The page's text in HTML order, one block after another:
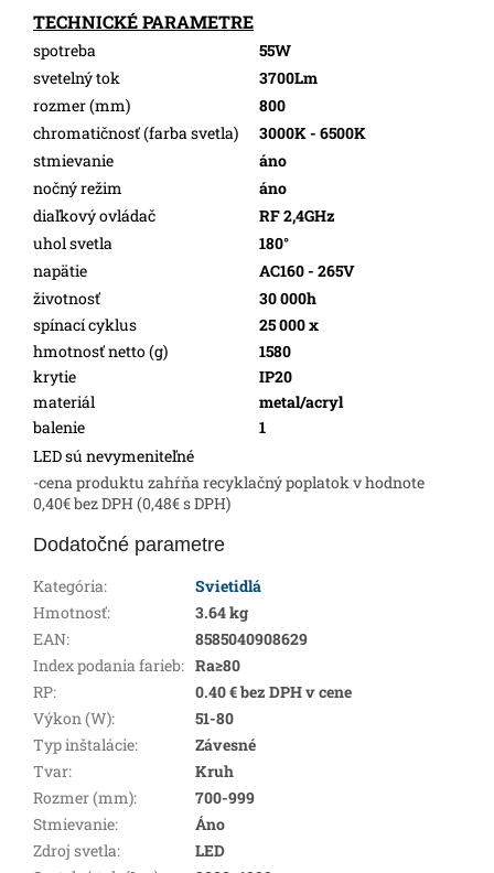
TECHNICKÉ PARAMETRE
spotreba
55W
svetelný tok
3700Lm
rozmer (mm)
800
chromatičnosť (farba svetla)
3000K - 6500K
stmievanie
áno
nočný režim
áno
diaľkový ovládač
RF 2,4GHz
uhol svetla
180°
napätie
AC160 - 265V
životnosť
30 000h
spínací cyklus
25 000 x
hmotnosť netto (g)
1580
krytie
IP20
materiál
metal/acryl
balenie
1
LED sú nevymeniteľné
-cena produktu zahŕňa recyklačný poplatok v hodnote
0,40€ bez DPH (0,48€ s DPH)
Dodatočné parametre
Kategória:
Svietidlá
Hmotnosť:
3.64 kg
EAN:
8585040908629
Index podania farieb: Ra≥80
RP:
0.40 € bez DPH v cene
Výkon (W):
51-80
Typ inštalácie:
Závesné
Tvar:
Kruh
Rozmer (mm):
700-999
Stmievanie:
Áno
Zdroj svetla:
LED